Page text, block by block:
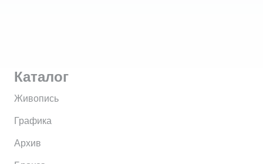
Каталог
Живопись
Графика
Архив